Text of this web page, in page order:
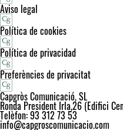
Aviso legal
Política de cookies
Política de privacidad
Preferències de privacitat
Capgròs Comunicació, SL
Ronda President Irla,26 (Edifici
Telèfon: 93 312 73 53
info@capgroscomunicacio.com